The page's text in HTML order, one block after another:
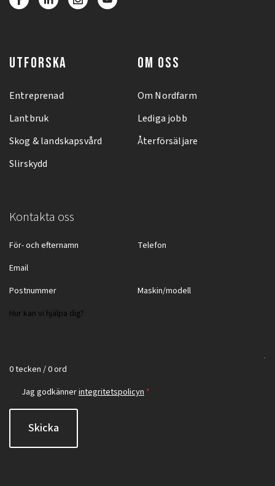
UTFORSKA
Entreprenad
Lantbruk
Skog & landskapsvård
Slirskydd
OM OSS
Om Nordfarm
Lediga jobb
Återförsäljare
Kontakta oss
0 tecken / 0 ord
Jag godkännerintegritetspolicyn *
Skicka